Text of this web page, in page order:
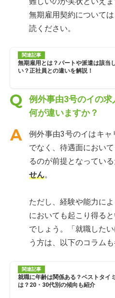
無期雇用契約について
読ください。
関連記事
無期雇用とは？パートや派遣は該当
い？正社員との違いを解説！
例外事由3号のイの
何が違いますか？
例外事由3号のイはキ
でなく、待遇面におい
るのが前提となっている
せん。
ただし、経験や能力に
においても起こり得る
でしょう。「就職した
う方は、以下のコラム
関連記事
就職に年齢は関係ある？ベストタイ
は？20・30代別の傾向も紹介